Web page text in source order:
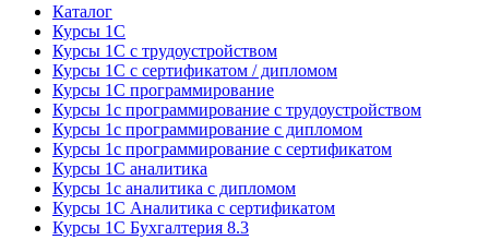
Каталог
Курсы 1С
Курсы 1С с трудоустройством
Курсы 1С с сертификатом / дипломом
Курсы 1С программирование
Курсы 1с программирование с трудоустройством
Курсы 1с программирование с дипломом
Курсы 1с программирование с сертификатом
Курсы 1С аналитика
Курсы 1с аналитика с дипломом
Курсы 1С Аналитика с сертификатом
Курсы 1С Бухгалтерия 8.3